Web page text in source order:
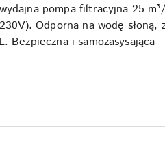
pompa filtracyjna 25
Odporna na wodę słoną,
Bezpieczna i samozasysająca